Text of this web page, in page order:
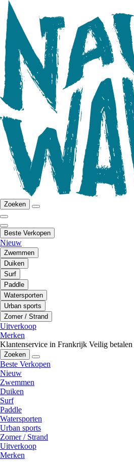
Zoeken
Beste Verkopen
Nieuw
Zwemmen
Duiken
Surf
Paddle
Watersporten
Urban sports
Zomer / Strand
Uitverkoop
Merken
Klantenservice in Frankrijk Veilig betalen
Zoeken
Beste Verkopen
Nieuw
Zwemmen
Duiken
Surf
Paddle
Watersporten
Urban sports
Zomer / Strand
Uitverkoop
Merken